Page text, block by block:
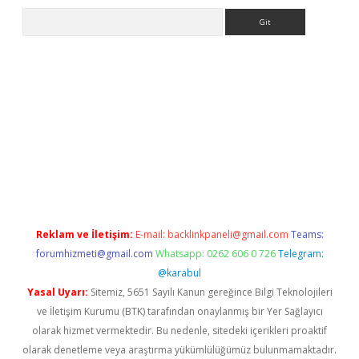
Reklam ve İletişim: E-mail: backlinkpaneli@gmail.com Teams:
forumhizmeti@gmail.com Whatsapp: 0262 606 0 726 Telegram:
@karabul
Yasal Uyarı: Sitemiz, 5651 Sayılı Kanun gereğince Bilgi Teknolojileri
ve İletişim Kurumu (BTK) tarafından onaylanmış bir Yer Sağlayıcı
olarak hizmet vermektedir. Bu nedenle, sitedeki içerikleri proaktif
olarak denetleme veya araştırma yükümlülüğümüz bulunmamaktadır.